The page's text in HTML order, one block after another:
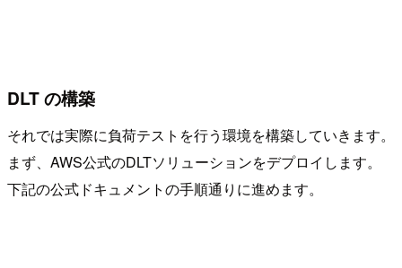
DLT の構築
それでは実際に負荷テストを行う環境を構築していきます。
まず、AWS公式のDLTソリューションをデプロイします。
下記の公式ドキュメントの手順通りに進めます。